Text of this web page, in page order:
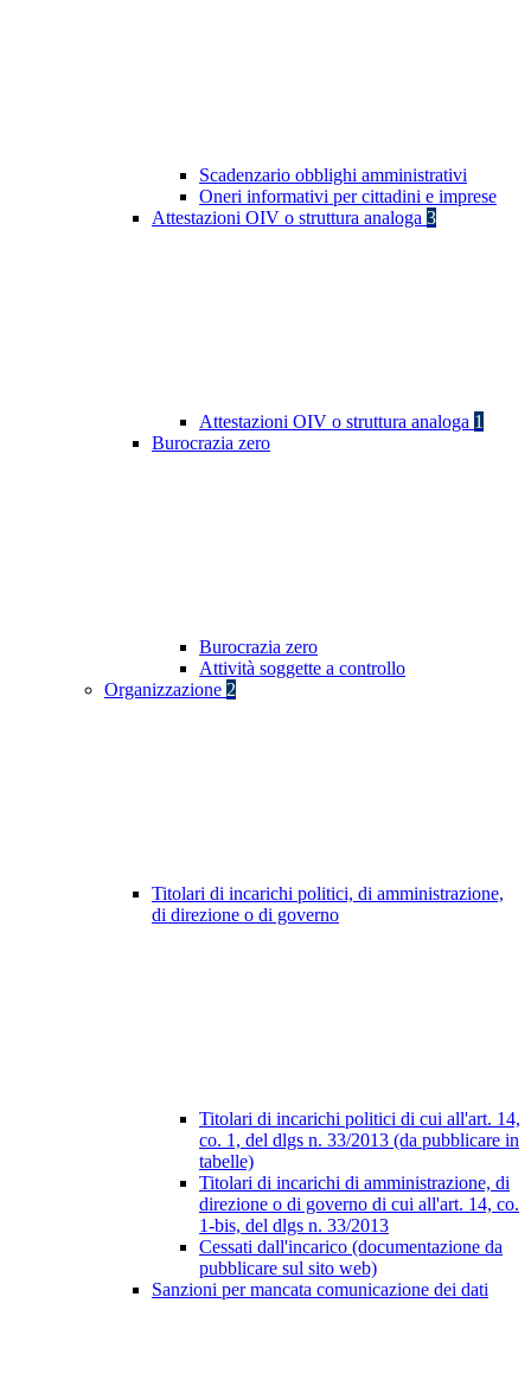
Scadenzario obblighi amministrativi
Oneri informativi per cittadini e imprese
Attestazioni OIV o struttura analoga 3
Attestazioni OIV o struttura analoga 1
Burocrazia zero
Burocrazia zero
Attività soggette a controllo
Organizzazione 2
Titolari di incarichi politici, di amministrazione,
di direzione o di governo
Titolari di incarichi politici di cui all'art. 14,
co. 1, del dlgs n. 33/2013 (da pubblicare in
tabelle)
Titolari di incarichi di amministrazione, di
direzione o di governo di cui all'art. 14, co.
1-bis, del dlgs n. 33/2013
Cessati dall'incarico (documentazione da
pubblicare sul sito web)
Sanzioni per mancata comunicazione dei dati